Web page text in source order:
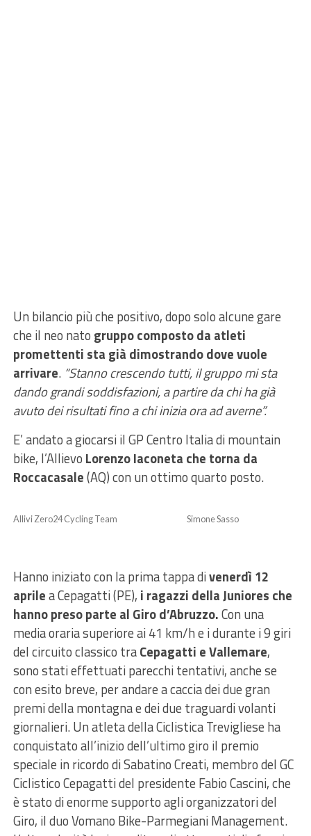
Un bilancio più che positivo, dopo solo alcune gare
che il neo nato gruppo composto da atleti
promettenti sta già dimostrando dove vuole
arrivare. “Stanno crescendo tutti, il gruppo mi sta
dando grandi soddisfazioni, a partire da chi ha già
avuto dei risultati fino a chi inizia ora ad averne”.
E’ andato a giocarsi il GP Centro Italia di mountain
bike, l’Allievo Lorenzo Iaconeta che torna da
Roccacasale(AQ) con un ottimo quarto posto.
Simone Sasso
Allivi Zero24 Cycling Team
Hanno iniziato con la prima tappa divenerdì 12
aprilea Cepagatti (PE), i ragazzi della Juniores che
hanno preso parte al Giro d’Abruzzo.Con una
media oraria superiore ai 41 km/h e i durante i 9 giri
del circuito classico traCepagatti e Vallemare,
sono stati effettuati parecchi tentativi, anche se
con esito breve, per andare a caccia dei due gran
premi della montagna e dei due traguardi volanti
giornalieri. Un atleta della Ciclistica Trevigliese ha
conquistato all’inizio dell’ultimo giro il premio
speciale in ricordo di Sabatino Creati, membro del GC
Ciclistico Cepagatti del presidente Fabio Cascini, che
è stato di enorme supporto agli organizzatori del
Giro, il duo Vomano Bike-Parmegiani Management.